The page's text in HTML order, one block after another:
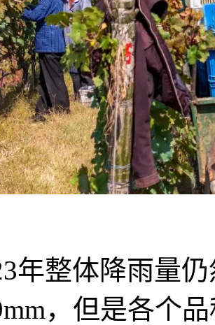
年整体降雨量
，但是各个